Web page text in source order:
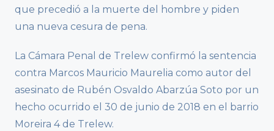
que precedió a la muerte del hombre y piden
una nueva cesura de pena.
La Cámara Penal de Trelew confirmó la sentencia
contra Marcos Mauricio Maurelia como autor del
asesinato de Rubén Osvaldo Abarzúa Soto por un
hecho ocurrido el 30 de junio de 2018 en el barrio
Moreira 4 de Trelew.